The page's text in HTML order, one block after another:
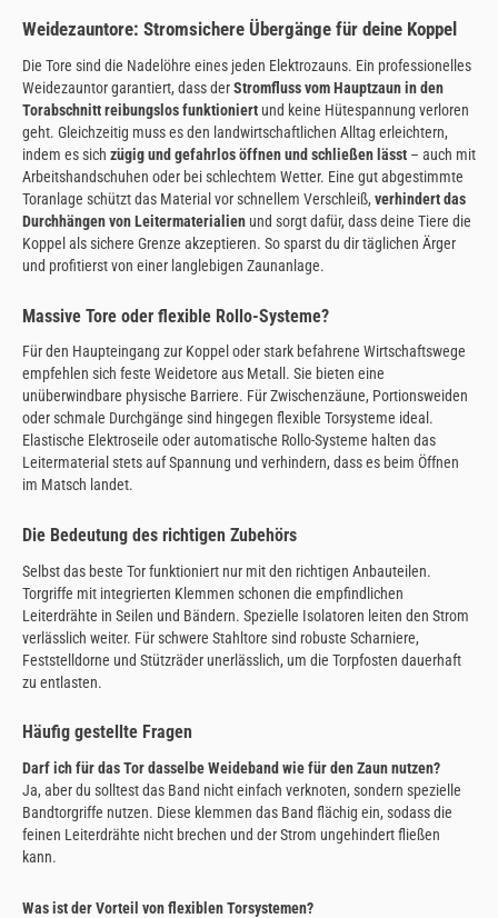
Weidezauntore: Stromsichere Übergänge für deine Koppel
Die Tore sind die Nadelöhre eines jeden Elektrozauns. Ein professionelles
Weidezauntor garantiert, dass derStromfluss vom Hauptzaun in den
Torabschnitt reibungslos funktioniert und keine Hütespannung verloren
geht. Gleichzeitig muss es den landwirtschaftlichen Alltag erleichtern,
indem es sich zügig und gefahrlos öffnen und schließen lässt – auch mit
Arbeitshandschuhen oder bei schlechtem Wetter. Eine gut abgestimmte
Toranlage schützt das Material vor schnellem Verschleiß, verhindert das
Durchhängen von Leitermaterialien und sorgt dafür, dass deine Tiere die
Koppel als sichere Grenze akzeptieren. So sparst du dir täglichen Ärger
und profitierst von einer langlebigen Zaunanlage.
Massive Tore oder flexible Rollo-Systeme?
Für den Haupteingang zur Koppel oder stark befahrene Wirtschaftswege
empfehlen sich feste Weidetore aus Metall. Sie bieten eine
unüberwindbare physische Barriere. Für Zwischenzäune, Portionsweiden
oder schmale Durchgänge sind hingegen flexible Torsysteme ideal.
Elastische Elektroseile oder automatische Rollo-Systeme halten das
Leitermaterial stets auf Spannung und verhindern, dass es beim Öffnen
im Matsch landet.
Die Bedeutung des richtigen Zubehörs
Selbst das beste Tor funktioniert nur mit den richtigen Anbauteilen.
Torgriffe mit integrierten Klemmen schonen die empfindlichen
Leiterdrähte in Seilen und Bändern. Spezielle Isolatoren leiten den Strom
verlässlich weiter. Für schwere Stahltore sind robuste Scharniere,
Feststelldorne und Stützräder unerlässlich, um die Torpfosten dauerhaft
zu entlasten.
Häufig gestellte Fragen
Darf ich für das Tor dasselbe Weideband wie für den Zaun nutzen?
Ja, aber du solltest das Band nicht einfach verknoten, sondern spezielle
Bandtorgriffe nutzen. Diese klemmen das Band flächig ein, sodass die
feinen Leiterdrähte nicht brechen und der Strom ungehindert fließen
kann.
Was ist der Vorteil von flexiblen Torsystemen?